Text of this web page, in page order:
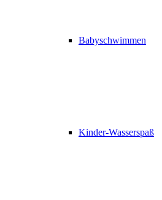
Babyschwimmen
Kinder-Wasserspaß